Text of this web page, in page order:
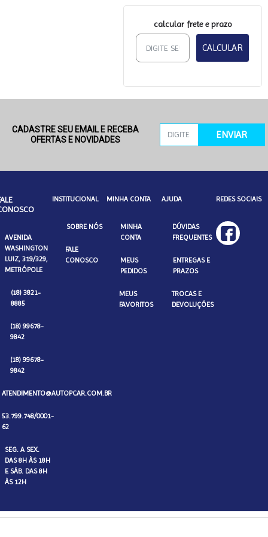
calcular frete e prazo
CALCULAR
CADASTRE SEU EMAIL E RECEBA
OFERTAS E NOVIDADES
ENVIAR
AVENIDA
WASHINGTON
LUIZ, 319/329,
METRÓPOLE
(18) 3821-
8885
(18) 99678-
9842
(18) 99678-
9842
ATENDIMENTO@AUTOPCAR.COM.BR
53.799.748/0001-
62
SEG. A SEX.
DAS 8H ÀS 18H
E SÁB. DAS 8H
ÀS 12H
INSTITUCIONAL
SOBRE NÓS
FALE
CONOSCO
MINHA CONTA
MINHA
CONTA
MEUS
PEDIDOS
MEUS
FAVORITOS
AJUDA
DÚVIDAS
FREQUENTES
ENTREGAS E
PRAZOS
TROCAS E
DEVOLUÇÕES
REDES SOCIAIS